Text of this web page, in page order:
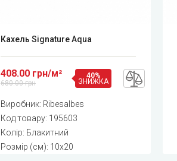
Кахель Signature Aqua
408.00 грн/м²
680.00 грн
40%
ЗНИЖКА
Виробник: Ribesalbes
Код товару: 195603
Колір: Блакитний
Розмір (см): 10x20